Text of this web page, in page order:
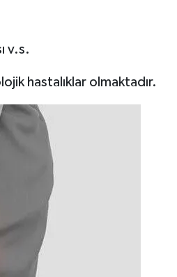
v.s.
hastalıklar olmaktadır.